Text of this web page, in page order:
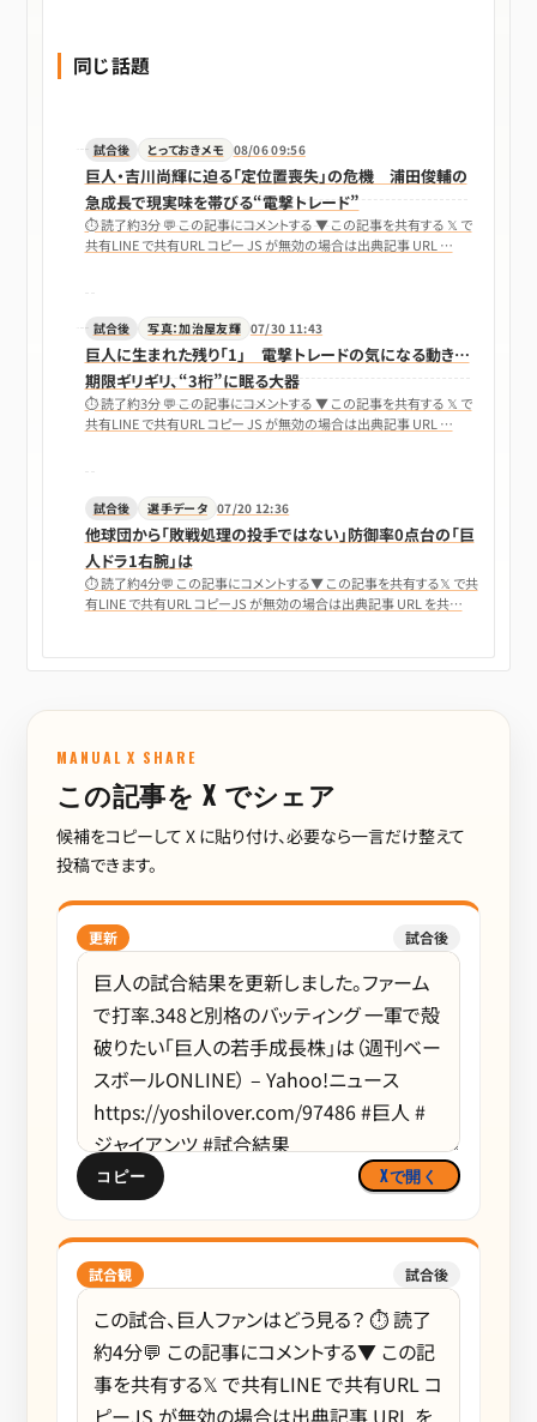
同じ話題
試合後 とっておきメモ 08/06 09:56
巨人・吉川尚輝に迫る「定位置喪失」の危機 浦田俊輔の
急成長で現実味を帯びる“電撃トレード”
⏱ 読了約3分 💬 この記事にコメントする ▼ この記事を共有する 𝕏 で
共有LINE で共有URL コピー JS が無効の場合は出典記事 URL …
試合後 写真：加治屋友輝 07/30 11:43
巨人に生まれた残り「1」 電撃トレードの気になる動き…
期限ギリギリ、“3桁”に眠る大器
⏱ 読了約3分 💬 この記事にコメントする ▼ この記事を共有する 𝕏 で
共有LINE で共有URL コピー JS が無効の場合は出典記事 URL …
試合後 選手データ 07/20 12:36
他球団から「敗戦処理の投手ではない」防御率0点台の「巨
人ドラ1右腕」は
⏱ 読了約4分💬 この記事にコメントする▼ この記事を共有する𝕏 で共
有LINE で共有URL コピーJS が無効の場合は出典記事 URL を共…
MANUAL X SHARE
この記事を X でシェア
候補をコピーして X に貼り付け、必要なら一言だけ整えて
投稿できます。
更新 試合後
コピー Xで開く
試合観 試合後